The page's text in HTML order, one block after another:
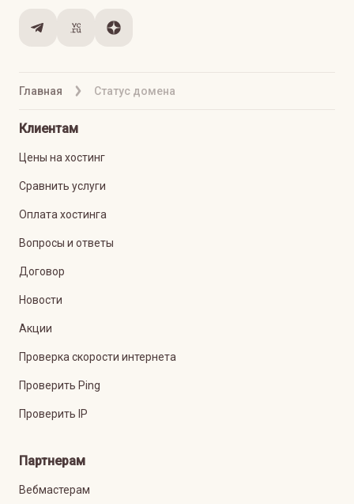
Главная Статус домена
Клиентам
Цены на хостинг
Сравнить услуги
Оплата хостинга
Вопросы и ответы
Договор
Новости
Акции
Проверка скорости интернета
Проверить Ping
Проверить IP
Партнерам
Вебмастерам